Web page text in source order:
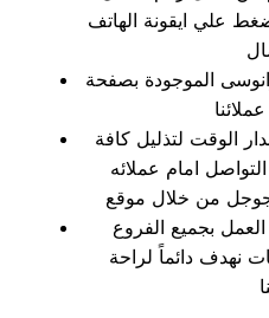
علي ايقونة الهاتف
الموجودة بصفحة
الوقت لتذليل كافة
امام عملائه
من خلال موقع
بجميع الفروع
نهدف دائماً لراحة